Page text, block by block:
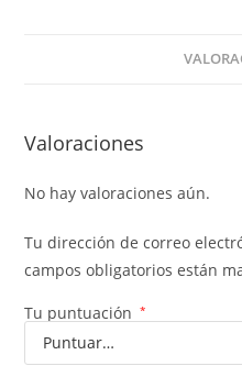
Valoraciones
No hay valoraciones aún.
Tu dirección de correo
campos obligatorios están
Tu puntuación *